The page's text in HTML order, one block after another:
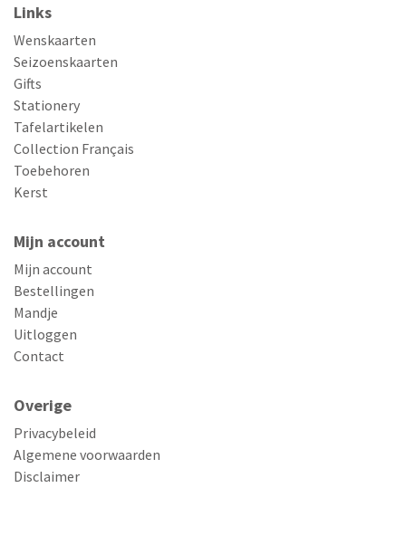
Links
Wenskaarten
Seizoenskaarten
Gifts
Stationery
Tafelartikelen
Collection Français
Toebehoren
Kerst
Mijn account
Mijn account
Bestellingen
Mandje
Uitloggen
Contact
Overige
Privacybeleid
Algemene voorwaarden
Disclaimer